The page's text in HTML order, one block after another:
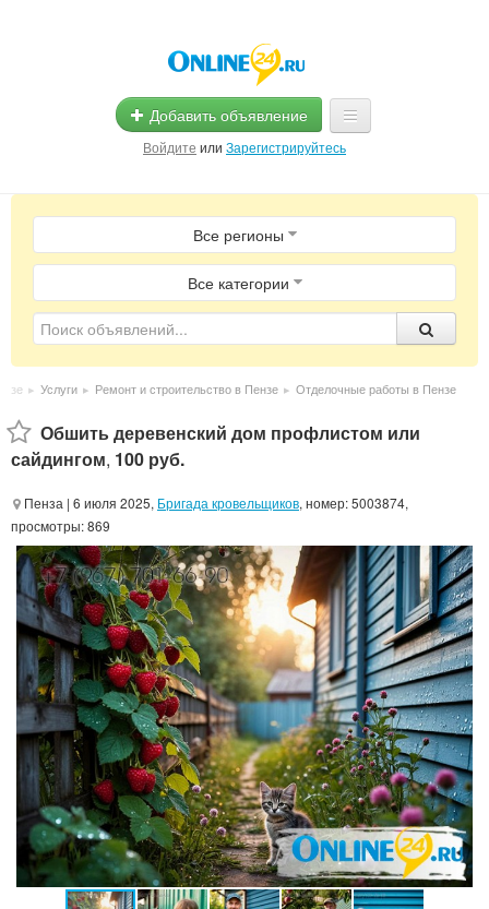
Добавить объявление
Войдите или Зарегистрируйтесь
Главная
Помощь
Услуги
Магазины
Все регионы
Все категории
▸ Услуги ▸ Ремонт и строительство в Пензе ▸ Отделочные работы в Пензе
Обшить деревенский дом профлистом или
сайдингом, 100 руб.
Пенза | 6 июля 2025, Бригада кровельщиков, номер: 5003874,
просмотры: 869